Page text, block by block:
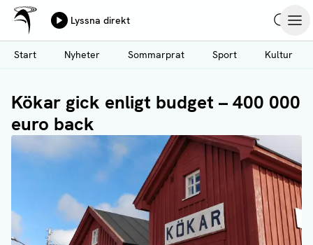
Hoppa
till
huvudinnehåll
Ålands Radio & TV
Lyssna direkt
Start
Nyheter Sommarprat Sport Kultur
Kökar gick enligt budget – 400 000
euro back